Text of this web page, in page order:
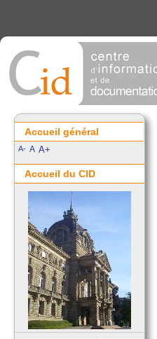
Accueil général
A- A A+
Accueil du CID